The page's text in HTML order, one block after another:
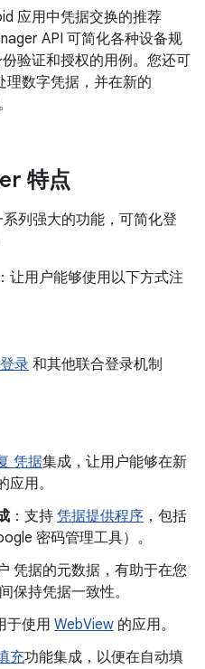
应用中凭据交换的推荐
API 可简化各种设备规
验证和授权的用例。您还可
理数字凭据，并在新的
特点
列强大的功能，可简化登
：让用户能够使用以下方式注
录 和其他联合登录机制
凭据集成，让用户能够在新
用。
：支持 凭据提供程序 ，包括
密码管理工具）。
凭据的元数据，有助于在您
保持凭据一致性。
于使用 WebView 的应用。
充功能集成，以便在自动填